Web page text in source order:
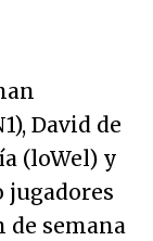
David de
(loWel) y
jugadores
de semana